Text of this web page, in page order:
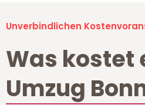
Unverbindlichen
Was kostet
Umzug